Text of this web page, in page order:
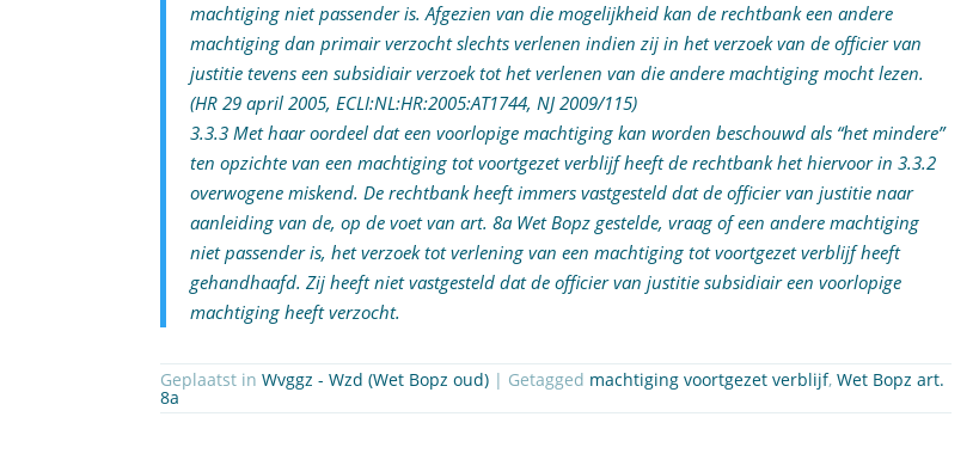
machtiging niet passender is. Afgezien van die mogelijkheid kan de rechtbank een andere
machtiging dan primair verzocht slechts verlenen indien zij in het verzoek van de officier van
justitie tevens een subsidiair verzoek tot het verlenen van die andere machtiging mocht lezen.
(HR 29 april 2005, ECLI:NL:HR:2005:AT1744, NJ 2009/115)
3.3.3 Met haar oordeel dat een voorlopige machtiging kan worden beschouwd als “het mindere”
ten opzichte van een machtiging tot voortgezet verblijf heeft de rechtbank het hiervoor in 3.3.2
overwogene miskend. De rechtbank heeft immers vastgesteld dat de officier van justitie naar
aanleiding van de, op de voet van art. 8a Wet Bopz gestelde, vraag of een andere machtiging
niet passender is, het verzoek tot verlening van een machtiging tot voortgezet verblijf heeft
gehandhaafd. Zij heeft niet vastgesteld dat de officier van justitie subsidiair een voorlopige
machtiging heeft verzocht.
Geplaatst inWvggz - Wzd (Wet Bopz oud) | Getagged machtiging voortgezet verblijf,Wet Bopz art.
8a